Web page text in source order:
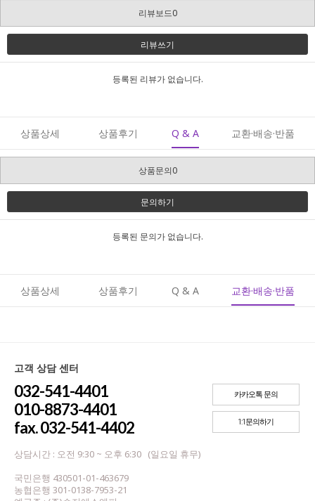
리뷰보드0
리뷰쓰기
등록된 리뷰가 없습니다.
상품상세 상품후기 Q & A 교환·배송·반품
상품문의0
문의하기
등록된 문의가 없습니다.
상품상세 상품후기 Q & A 교환·배송·반품
고객 상담 센터
032-541-4401
010-8873-4401
fax. 032-541-4402
상담시간 : 오전 9:30 ~ 오후 6:30 (일요일 휴무)
국민은행 430501-01-463679
농협은행 301-0138-7953-21
카카오톡 문의
1:1문의하기